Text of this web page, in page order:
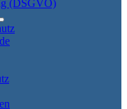
(DSGVO)